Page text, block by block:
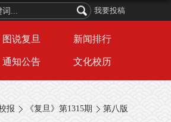
我要投稿
图说复旦 新闻排行
通知公告 文化校历
报 《复旦》第1315期 第八版